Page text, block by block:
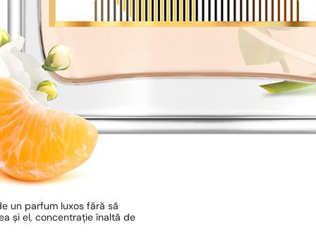
un parfum luxos fără să
și el, concentrație înaltă de